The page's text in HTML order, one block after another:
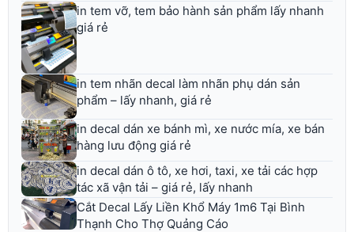
in tem vỡ, tem bảo hành sản phẩm lấy nhanh
giá rẻ
in tem nhãn decal làm nhãn phụ dán sản
phẩm – lấy nhanh, giá rẻ
in decal dán xe bánh mì, xe nước mía, xe bán
hàng lưu động giá rẻ
in decal dán ô tô, xe hơi, taxi, xe tải các hợp
tác xã vận tải – giá rẻ, lấy nhanh
Cắt Decal Lấy Liền Khổ Máy 1m6 Tại Bình
Thạnh Cho Thợ Quảng Cáo